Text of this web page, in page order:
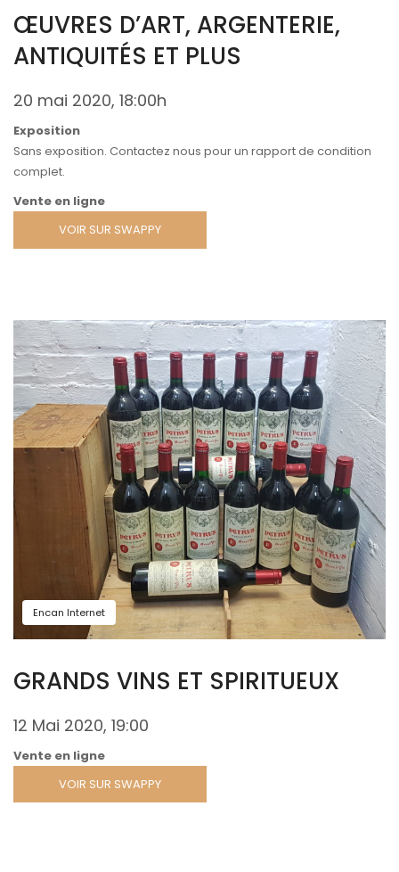
ŒUVRES D’ART, ARGENTERIE,
ANTIQUITÉS ET PLUS
20 mai 2020, 18:00h
Exposition
Sans exposition. Contactez nous pour un rapport de condition
complet.
Vente en ligne
VOIR SUR SWAPPY
Encan Internet
GRANDS VINS ET SPIRITUEUX
12 Mai 2020, 19:00
Vente en ligne
VOIR SUR SWAPPY